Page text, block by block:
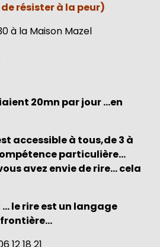
résister à la peur)
à la Maison Mazel
20mn par jour …en
accessible à tous,de 3 à
particulière…
avez envie de rire… cela
le rire est un langage
frontière…